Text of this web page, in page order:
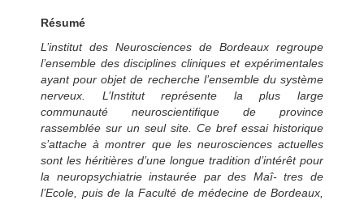
Résumé
L’institut des Neurosciences de Bordeaux regroupe
l’ensemble des disciplines cliniques et expérimentales
ayant pour objet de recherche l’ensemble du système
nerveux. L’Institut représente la plus large
communauté neuroscientifique de province
rassemblée sur un seul site. Ce bref essai historique
s’attache à montrer que les neurosciences actuelles
sont les héritières d’une longue tradition d’intérêt pour
la neuropsychiatrie instaurée par des Maî- tres de
l’Ecole, puis de la Faculté de médecine de Bordeaux,